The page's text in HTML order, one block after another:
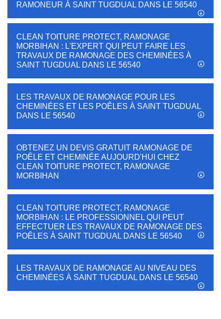
RAMONEUR À SAINT TUGDUAL DANS LE 56540
CLEAN TOITURE PROTECT, RAMONAGE
MORBIHAN : L'EXPERT QUI PEUT FAIRE LES
TRAVAUX DE RAMONAGE DES CHEMINÉES À
SAINT TUGDUAL DANS LE 56540
LES TRAVAUX DE RAMONAGE POUR LES
CHEMINÉES ET LES POÊLES À SAINT TUGDUAL
DANS LE 56540
OBTENEZ UN DEVIS GRATUIT RAMONAGE DE
POÊLE ET CHEMINÉE AUJOURD'HUI CHEZ
CLEAN TOITURE PROTECT, RAMONAGE
MORBIHAN
CLEAN TOITURE PROTECT, RAMONAGE
MORBIHAN : LE PROFESSIONNEL QUI PEUT
EFFECTUER LES TRAVAUX DE RAMONAGE DES
POÊLES À SAINT TUGDUAL DANS LE 56540
LES TRAVAUX DE RAMONAGE AU NIVEAU DES
CHEMINÉES À SAINT TUGDUAL DANS LE 56540